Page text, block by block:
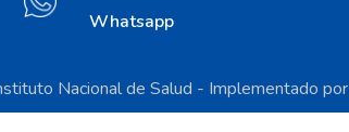
Whatsapp
Nacional de Salud - Implementado por